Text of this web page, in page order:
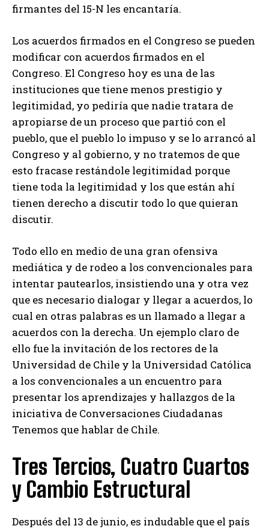
firmantes del 15-N les encantaría.
Los acuerdos firmados en el Congreso se pueden
modificar con acuerdos firmados en el
Congreso. El Congreso hoy es una de las
instituciones que tiene menos prestigio y
legitimidad, yo pediría que nadie tratara de
apropiarse de un proceso que partió con el
pueblo, que el pueblo lo impuso y se lo arrancó al
Congreso y al gobierno, y no tratemos de que
esto fracase restándole legitimidad porque
tiene toda la legitimidad y los que están ahí
tienen derecho a discutir todo lo que quieran
discutir.
Todo ello en medio de una gran ofensiva
mediática y de rodeo a los convencionales para
intentar pautearlos, insistiendo una y otra vez
que es necesario dialogar y llegar a acuerdos, lo
cual en otras palabras es un llamado a llegar a
acuerdos con la derecha. Un ejemplo claro de
ello fue la invitación de los rectores de la
Universidad de Chile y la Universidad Católica
a los convencionales a un encuentro para
presentar los aprendizajes y hallazgos de la
iniciativa de Conversaciones Ciudadanas
Tenemos que hablar de Chile.
Tres Tercios, Cuatro Cuartos
y Cambio Estructural
Después del 13 de junio, es indudable que el país